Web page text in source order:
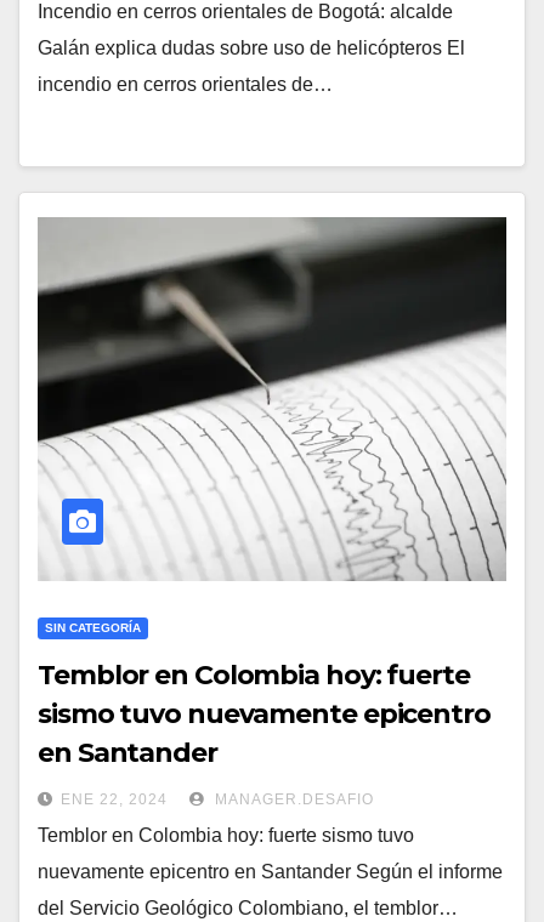
Incendio en cerros orientales de Bogotá: alcalde
Galán explica dudas sobre uso de helicópteros El
incendio en cerros orientales de…
SIN CATEGORÍA
Temblor en Colombia hoy: fuerte
sismo tuvo nuevamente epicentro
en Santander
ENE 22, 2024 MANAGER.DESAFIO
Temblor en Colombia hoy: fuerte sismo tuvo
nuevamente epicentro en Santander Según el informe
del Servicio Geológico Colombiano, el temblor…